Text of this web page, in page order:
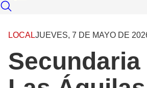
LOCALJUEVES, 7 DE MAYO DE
Secundaria